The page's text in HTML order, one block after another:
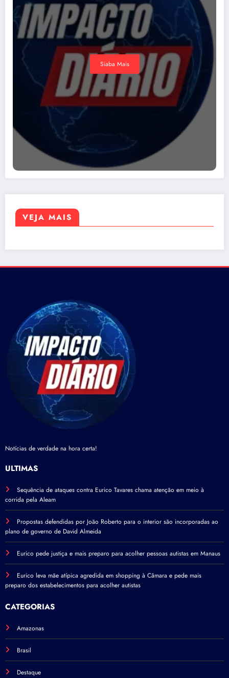
Siaba Mais
VEJA MAIS
Notícias de verdade na hora certa!
ÚLTIMAS
Sequência de ataques contra Eurico Tavares chama atenção em meio à
corrida pela Aleam
Propostas defendidas por João Roberto para o interior são incorporadas ao
plano de governo de David Almeida
Eurico pede justiça e mais preparo para acolher pessoas autistas em Manaus
Eurico leva mãe atípica agredida em shopping à Câmara e pede mais
preparo dos estabelecimentos para acolher autistas
CATEGORIAS
Amazonas
Brasil
Destaque